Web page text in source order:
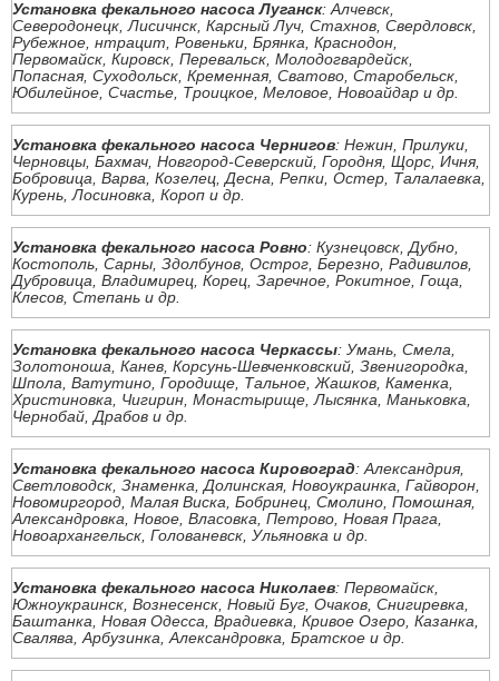
Установка фекального насоса Луганск: Алчевск,
Северодонецк, Лисичнск, Карсный Луч, Стахнов, Свердловск,
Рубежное, нтрацит, Ровеньки, Брянка, Краснодон,
Первомайск, Кировск, Перевальск, Молодогвардейск,
Попасная, Суходольск, Кременная, Сватово, Старобельск,
Юбилейное, Счастье, Троицкое, Меловое, Новоайдар и др.
Установка фекального насоса Чернигов: Нежин, Прилуки,
Черновцы, Бахмач, Новгород-Северский, Городня, Щорс, Ичня,
Бобровица, Варва, Козелец, Десна, Репки, Остер, Талалаевка,
Курень, Лосиновка, Короп и др.
Установка фекального насоса Ровно: Кузнецовск, Дубно,
Костополь, Сарны, Здолбунов, Острог, Березно, Радивилов,
Дубровица, Владимирец, Корец, Заречное, Рокитное, Гоща,
Клесов, Степань и др.
Установка фекального насоса Черкассы: Умань, Смела,
Золотоноша, Канев, Корсунь-Шевченковский, Звенигородка,
Шпола, Ватутино, Городище, Тальное, Жашков, Каменка,
Христиновка, Чигирин, Монастырище, Лысянка, Маньковка,
Чернобай, Драбов и др.
Установка фекального насоса Кировоград: Александрия,
Светловодск, Знаменка, Долинская, Новоукраинка, Гайворон,
Новомиргород, Малая Виска, Бобринец, Смолино, Помошная,
Александровка, Новое, Власовка, Петрово, Новая Прага,
Новоархангельск, Голованевск, Ульяновка и др.
Установка фекального насоса Николаев: Первомайск,
Южноукраинск, Вознесенск, Новый Буг, Очаков, Снигиревка,
Баштанка, Новая Одесса, Врадиевка, Кривое Озеро, Казанка,
Свалява, Арбузинка, Александровка, Братское и др.